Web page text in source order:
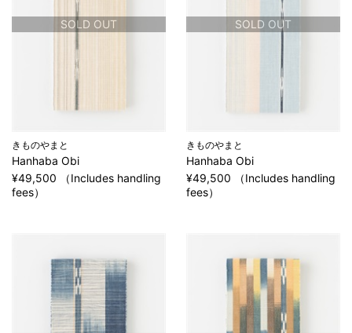
SOLD OUT
きものやまと
Hanhaba Obi
¥49,500 （Includes handling
fees）
SOLD OUT
きものやまと
Hanhaba Obi
¥49,500 （Includes handling
fees）